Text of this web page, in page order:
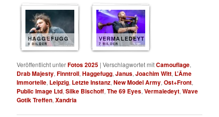
HAGGEFUGG
9 BILDER
VERMALEDEYT
7 BILDER
Veröffentlicht unterFotos 2025 |Verschlagwortet mitCamouflage,
Drab Majesty,Finntroll,Haggefugg,Janus,Joachim Witt, L’Âme
Immortelle, Leipzig, Letzte Instanz,New Model Army,Ost+Front,
Public Image Ltd,Silke Bischoff,The 69 Eyes,Vermaledeyt,Wave
Gotik Treffen,Xandria